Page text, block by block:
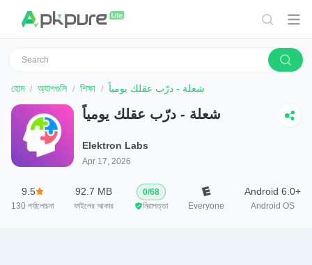
হোম অ্যাপগুলি শিক্ষা شعلة - درّب عقلك يومياً
شعلة - درّب عقلك يومياً
Elektron Labs
Apr 17, 2026
9.5
130 পর্যালোচনা
92.7 MB
ফাইলের আকার
0/68
নিরাপত্তা
Everyone
Android 6.0+
Android OS